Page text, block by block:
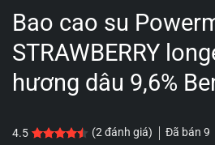
Bao cao su
STRAWBERRY
hương dâu 9,6%
4.5 4.5 trên 5 dựa trên
2 đánh
(2đánh giá) Đã bán 9